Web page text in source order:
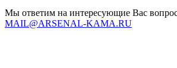
Мы ответим на интересующие Вас
MAIL@ARSENAL-KAMA.RU